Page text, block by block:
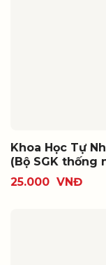
Khoa Học Tự
(Bộ SGK thống
25.000 VNĐ